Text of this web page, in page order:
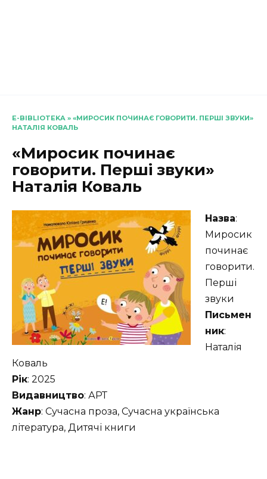
E-BIBLIOTEKA » «МИРОСИК ПОЧИНАЄ ГОВОРИТИ. ПЕРШІ ЗВУКИ»
НАТАЛІЯ КОВАЛЬ
«Миросик починає
говорити. Перші звуки»
Наталія Коваль
Назва:
Миросик
починає
говорити.
Перші
звуки
Письмен
ник:
Наталія
Коваль
Рік: 2025
Видавництво: АРТ
Жанр: Сучасна проза, Сучасна українська
література, Дитячі книги